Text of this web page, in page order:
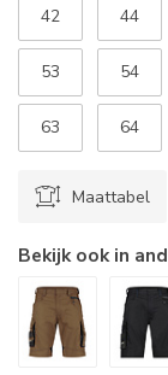
42 44
53 54
63 64
Maattabel
Bekijk ook in